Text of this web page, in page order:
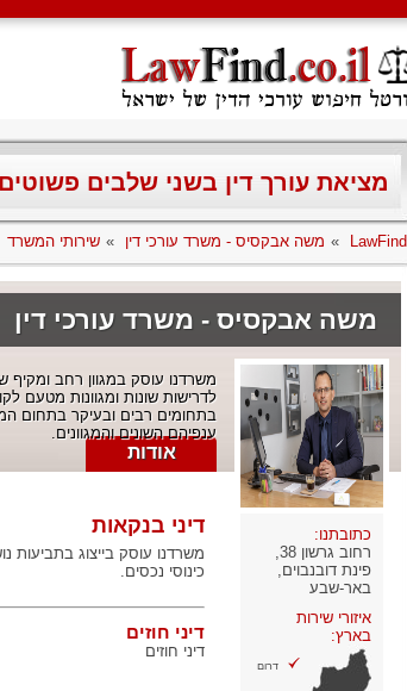
מציאת עורך דין בשני שלבים פשוטים
LawFind
» משה אבקסיס - משרד עורכי דין » שירותי המשרד
משה אבקסיס - משרד עורכי דין
משרדנו עוסק במגוון רחב
לדרישות שונות ומגוונות מטעם
בתחומים רבים ובעיקר בתחום
ענפיהם השונים והמגוונים.
אודות
כתובתנו:
רחוב גרשון 38,
פינת דובנבוים,
באר-שבע
איזורי שירות
בארץ:
דרום
דיני בנקאות
משרדנו עוסק בייצוג בתביעות
כינוסי נכסים.
דיני חוזים
דיני חוזים